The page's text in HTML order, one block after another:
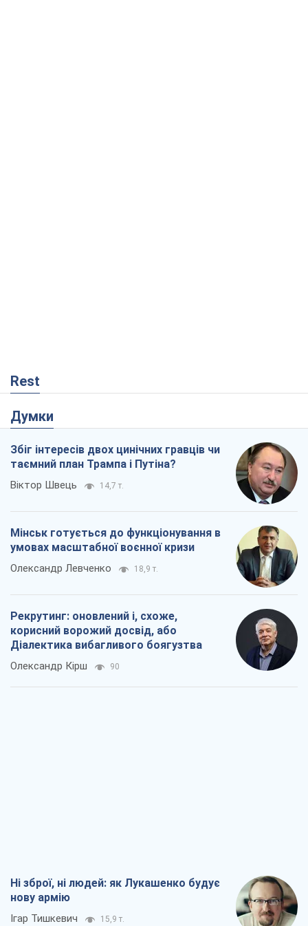
Rest
Думки
Збіг інтересів двох цинічних гравців чи
таємний план Трампа і Путіна?
Віктор Швець 14,7 т.
Мінськ готується до функціонування в
умовах масштабної воєнної кризи
Олександр Левченко 18,9 т.
Рекрутинг: оновлений і, схоже,
корисний ворожий досвід, або
Діалектика вибагливого боягузтва
Олександр Кірш 90
Ні зброї, ні людей: як Лукашенко будує
нову армію
Ігар Тишкевич 15,9 т.